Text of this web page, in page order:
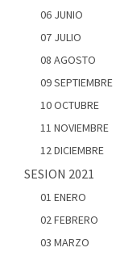
06 JUNIO
07 JULIO
08 AGOSTO
09 SEPTIEMBRE
10 OCTUBRE
11 NOVIEMBRE
12 DICIEMBRE
SESION 2021
01 ENERO
02 FEBRERO
03 MARZO